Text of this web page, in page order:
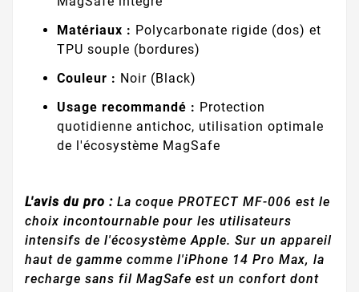
Matériaux : Polycarbonate rigide (dos) et
TPU souple (bordures)
Couleur : Noir (Black)
Usage recommandé : Protection
quotidienne antichoc, utilisation optimale
de l'écosystème MagSafe
L'avis du pro : La coque PROTECT MF-006 est le
choix incontournable pour les utilisateurs
intensifs de l'écosystème Apple. Sur un appareil
haut de gamme comme l'iPhone 14 Pro Max, la
recharge sans fil MagSafe est un confort dont